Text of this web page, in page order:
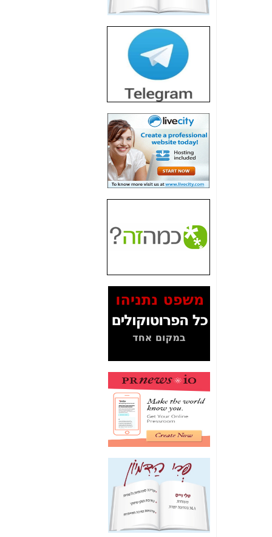
הדומה לזו של "תיק
4000" אך בתחום
הסלולר -
חשיפת מה שלא
רוצים שתדעו בעניין
פריסת אנלימיטד
(בניחוח בלתי נסבל) -
כאן
חשיפה: איוב קרא
אישר לקבוצת סלקום
בדיוק מה שביבי אישר
כאן
האם השר איוב קרא
היה צריך בכלל לחתום
על האישור, שנתן
האם ביבי וקרא קבלו
בכלל תמורה עבור
המסמכים בנושא בזק-
Yes (תיק 4000)
לאיש הלא נכון! -כאן
עובדות ומסמכים
האם ביבי כשר
תקשורת עזר לקב'
בזק? -כאן
מה מקור ה-Fake
News שהביא לתפירת
תיק לביבי והעלמת
החשודים הנכונים -כאן
אחת הרגליים של "תיק
4000 התפור"
התמוטטה היום
בניצחון (כפול) של בזק
כאן
איך כתבות מפנקות